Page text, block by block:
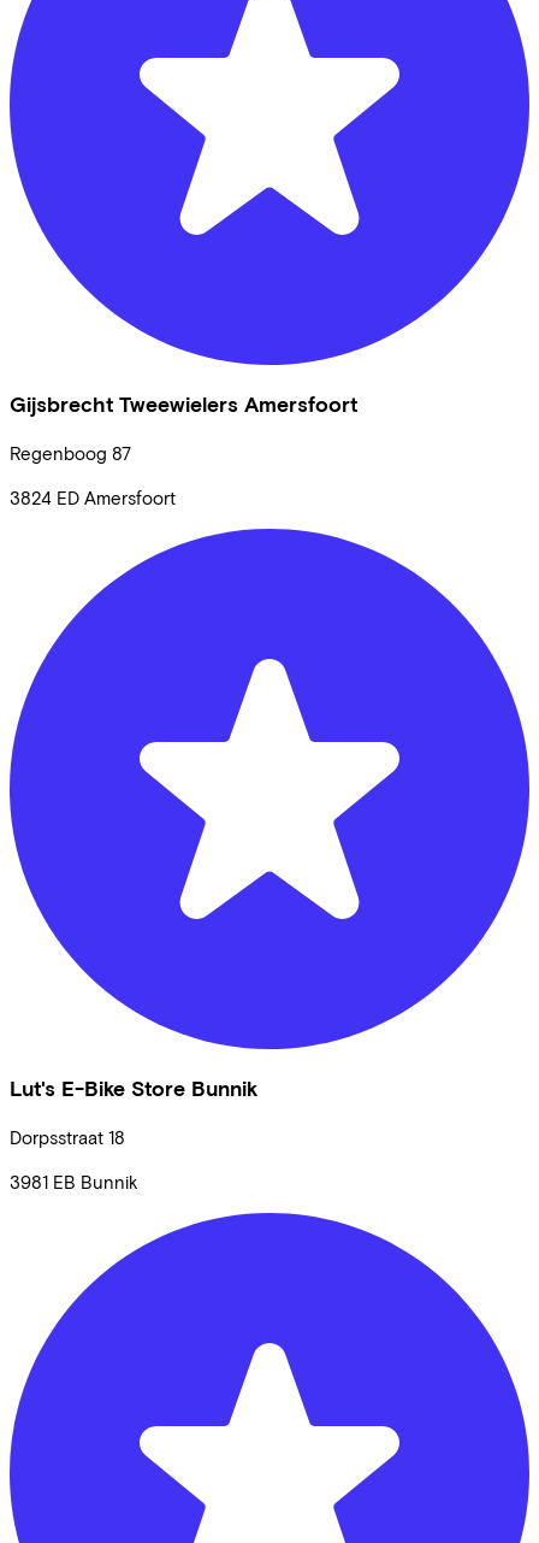
Gijsbrecht Tweewielers Amersfoort
Regenboog 87
3824 ED Amersfoort
Lut's E-Bike Store Bunnik
Dorpsstraat 18
3981 EB Bunnik